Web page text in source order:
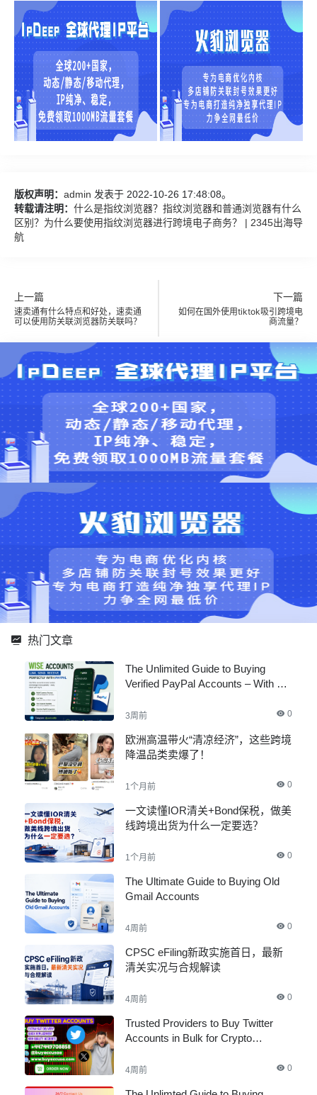
版权声明： admin 发表于 2022-10-26 17:48:08。
转载请注明： 什么是指纹浏览器？指纹浏览器和普通浏览器有什么
区别？为什么要使用指纹浏览器进行跨境电子商务？ | 2345出海导
航
上一篇
速卖通有什么特点和好处，速卖通
可以使用防关联浏览器防关联吗？
下一篇
如何在国外使用tiktok吸引跨境电
商流量？
热门文章
The Unlimited Guide to Buying
Verified PayPal Accounts – With All
3周前 0
欧洲高温带火“清凉经济”，这些跨境
降温品类卖爆了！
1个月前 0
一文读懂IOR清关+Bond保税，做美
线跨境出货为什么一定要选？
1个月前 0
The Ultimate Guide to Buying Old
Gmail Accounts
4周前 0
CPSC eFiling新政实施首日，最新
清关实况与合规解读
4周前 0
Trusted Providers to Buy Twitter
Accounts in Bulk for Crypto
4周前 0